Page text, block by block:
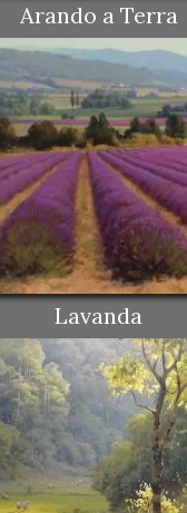
Arando a Terra
Lavanda